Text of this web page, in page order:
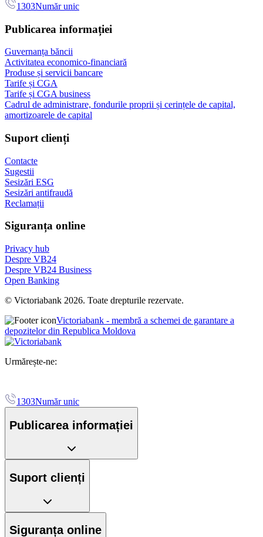
1303Număr unic
Publicarea informației
Guvernanța băncii
Activitatea economico-financiară
Produse și servicii bancare
Tarife și CGA
Tarife și CGA business
Cadrul de administrare, fondurile proprii și cerințele de capital,
amortizoarele de capital
Suport clienți
Contacte
Sugestii
Sesizări ESG
Sesizări antifraudă
Reclamații
Siguranța online
Privacy hub
Despre VB24
Despre VB24 Business
Open Banking
© Victoriabank 2026. Toate drepturile rezervate.
Victoriabank - membră a schemei de garantare a
depozitelor din Republica Moldova
Urmărește-ne:
1303Număr unic
Publicarea informației
Suport clienți
Siguranța online